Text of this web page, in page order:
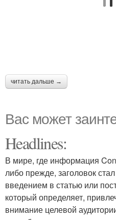
читать дальше →
Вас может
Headlines:
В мире, где информация
либо прежде, заголовок
введением в статью или
который определяет,
внимание целевой